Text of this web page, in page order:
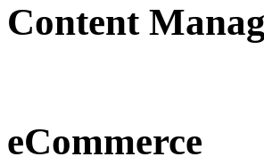
Content
eCommerce